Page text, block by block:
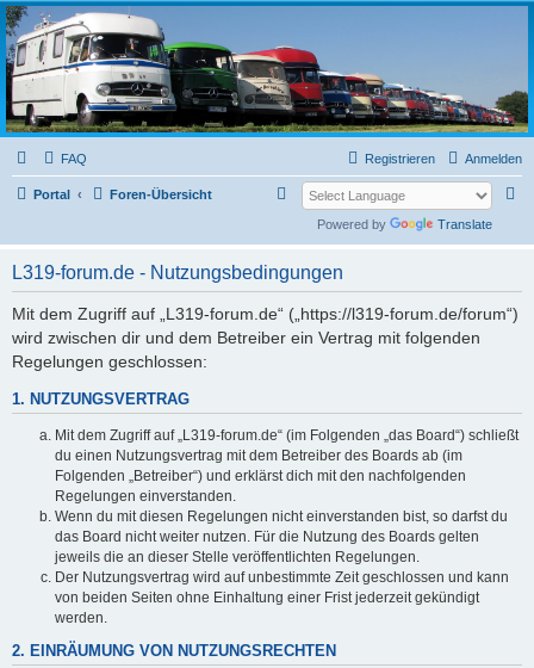
L319-forum.de
FAQ Anmelden
Registrieren
Portal Foren-Übersicht
Powered by Translate
h
e
L319-forum.de - Nutzungsbedingungen
Mit dem Zugriff auf „L319-forum.de“ („https://l319-forum.de/forum“)
wird zwischen dir und dem Betreiber ein Vertrag mit folgenden
Regelungen geschlossen:
1. NUTZUNGSVERTRAG
Mit dem Zugriff auf „L319-forum.de“ (im Folgenden „das Board“) schließt
du einen Nutzungsvertrag mit dem Betreiber des Boards ab (im
Folgenden „Betreiber“) und erklärst dich mit den nachfolgenden
Regelungen einverstanden.
Wenn du mit diesen Regelungen nicht einverstanden bist, so darfst du
das Board nicht weiter nutzen. Für die Nutzung des Boards gelten
jeweils die an dieser Stelle veröffentlichten Regelungen.
Der Nutzungsvertrag wird auf unbestimmte Zeit geschlossen und kann
von beiden Seiten ohne Einhaltung einer Frist jederzeit gekündigt
werden.
2. EINRÄUMUNG VON NUTZUNGSRECHTEN